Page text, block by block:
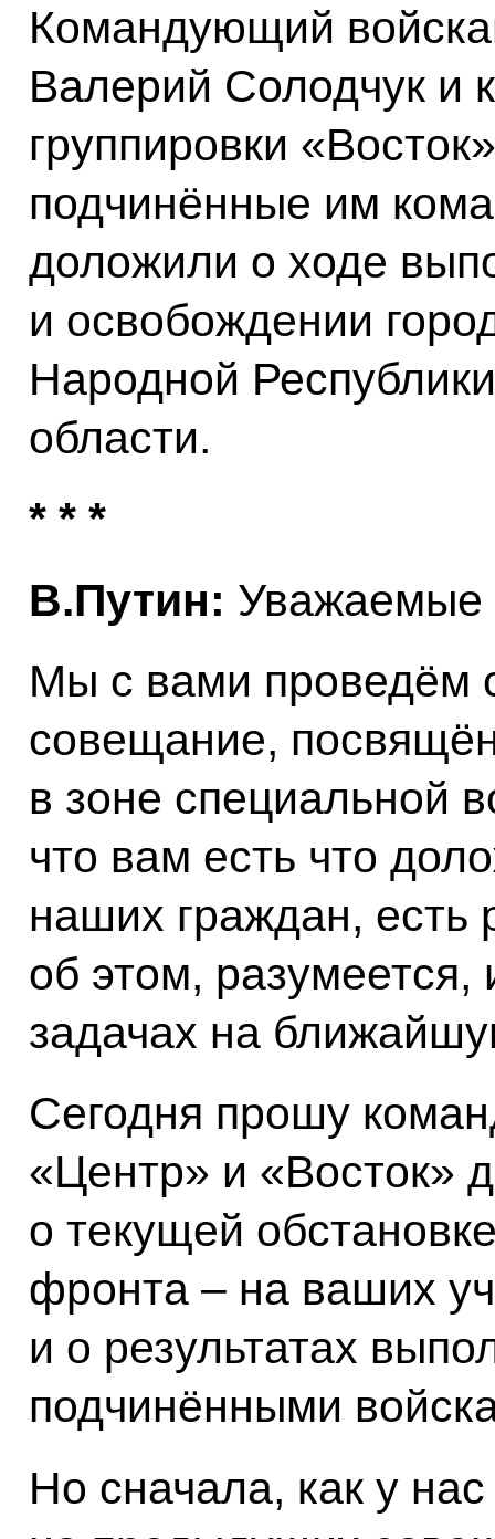
Командующий
Валерий Солодчук и
группировки
подчинённые им
доложили о ходе
и освобождении
Народной
области.
* * *
В.Путин: Уважаемые
Мы с вами проведём
совещание,
в зоне специальной
что вам есть что
наших граждан, есть
об этом,
задачах на
Сегодня прошу
«Центр» и «Восток»
о текущей
фронта – на ваших
и о результатах
подчинёнными
Но сначала, как у